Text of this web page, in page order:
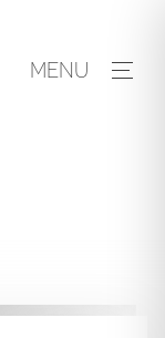
MENU